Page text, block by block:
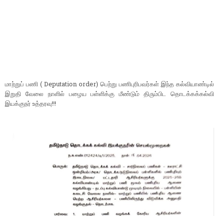
மாற்றுப் பணி ( Deputation order) பெற்று பணிபுரிபவர்கள் இந்த கல்வியாண்டில்
இறுதி வேலை நாளில் பழைய பள்ளிக்கு மீண்டும் திரும்பிட தொடக்கக்கல்வி
இயக்குநர் உத்தரவு!!!